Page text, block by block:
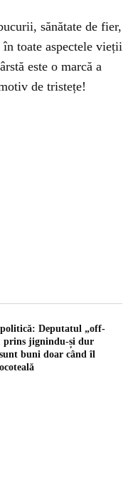
sănătate de fier,
toate aspectele vieții
este o marcă a
de tristețe!
Deputatul „off-
prins jignindu-și dur
buni doar când îl